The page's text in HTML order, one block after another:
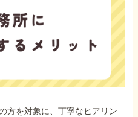
方を対象に、丁寧なヒアリン